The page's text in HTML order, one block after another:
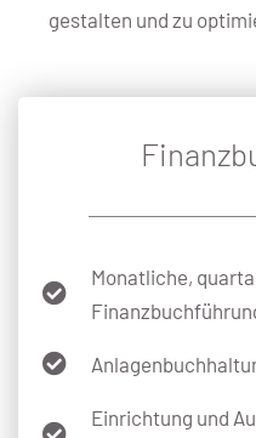
gestalten und zu
Monatliche,
Einrichtung und